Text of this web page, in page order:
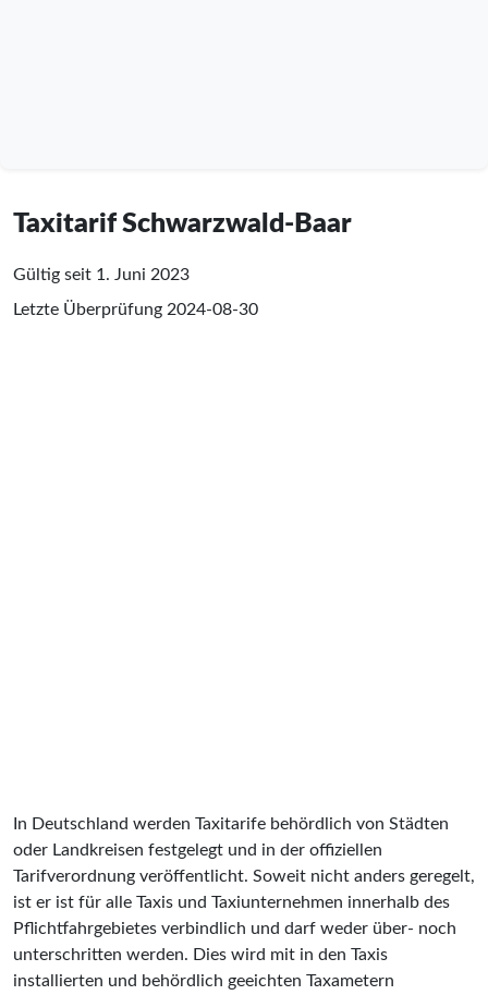
Taxitarif Schwarzwald-Baar
Gültig seit 1. Juni 2023
Letzte Überprüfung 2024-08-30
In Deutschland werden Taxitarife behördlich von Städten
oder Landkreisen festgelegt und in der offiziellen
Tarifverordnung veröffentlicht. Soweit nicht anders geregelt,
ist er ist für alle Taxis und Taxiunternehmen innerhalb des
Pflichtfahrgebietes verbindlich und darf weder über- noch
unterschritten werden. Dies wird mit in den Taxis
installierten und behördlich geeichten Taxametern